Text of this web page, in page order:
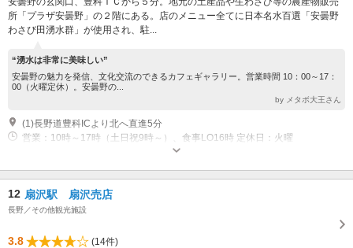
所「プラザ安曇野」の２階にある。店のメニュー全てに日本名水百選「安曇野
わさび田湧水群」が使用され、駐...
“湧水は非常に美味しい”
安曇野の魅力を発信、文化交流のできるカフェギャラリー。営業時間 10：00～17：
00（火曜定休）。安曇野の...
by メタボ大王さん
(1)長野道豊科ICより北へ直進5分
営業：10時～17時（土日祝9時～）、食事LO16時 定休日：火曜
12 扇沢駅 扇沢売店
長野／その他観光施設
3.8
(14件)